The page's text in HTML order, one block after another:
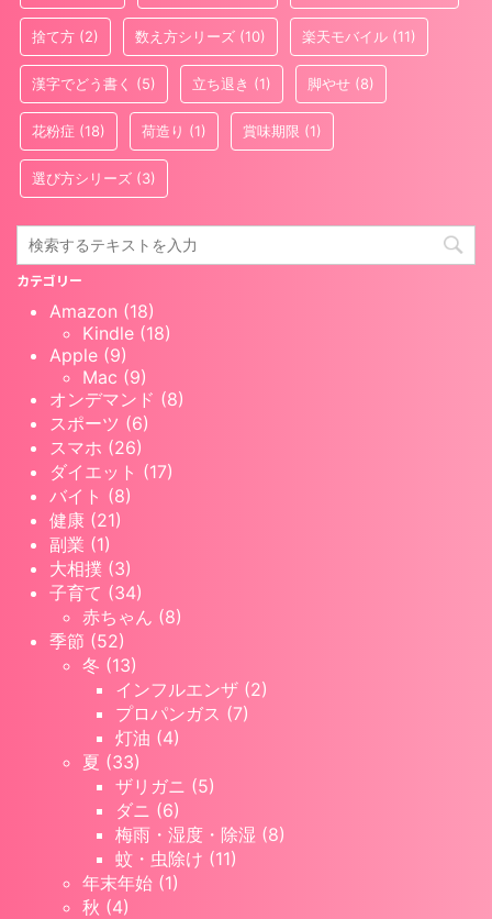
捨て方 (2) 数え方シリーズ (10) 楽天モバイル (11)
漢字でどう書く (5) 立ち退き (1) 脚やせ (8)
花粉症 (18) 荷造り (1) 賞味期限 (1)
選び方シリーズ (3)
カテゴリー
Amazon (18)
Kindle (18)
Apple (9)
Mac (9)
オンデマンド (8)
スポーツ (6)
スマホ (26)
ダイエット (17)
バイト (8)
健康 (21)
副業 (1)
大相撲 (3)
子育て (34)
赤ちゃん (8)
季節 (52)
冬 (13)
インフルエンザ (2)
プロパンガス (7)
灯油 (4)
夏 (33)
ザリガニ (5)
ダニ (6)
梅雨・湿度・除湿 (8)
蚊・虫除け (11)
年末年始 (1)
秋 (4)